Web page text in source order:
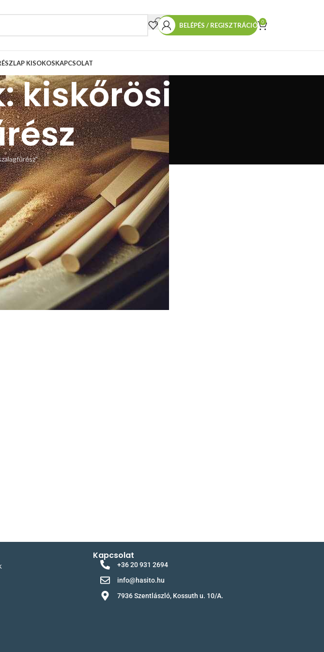
BELÉPÉS / REGISZTRÁCIÓ 0
KISOKOSKAPCSOLAT
kiskőrösi
Kapcsolat
+36 20 931 2694
info@hasito.hu
7936 Szentlászló, Kossuth u. 10/A.